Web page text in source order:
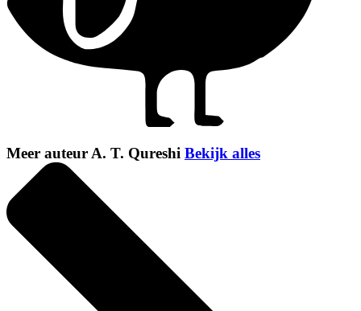
Meer auteur A. T. Qureshi Bekijk alles